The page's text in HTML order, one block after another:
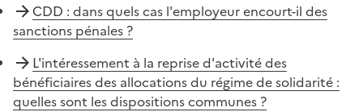
CDD : dans quels cas l'employeur encourt-il des
sanctions pénales ?
L'intéressement à la reprise d'activité des
bénéficiaires des allocations du régime de solidarité :
quelles sont les dispositions communes ?